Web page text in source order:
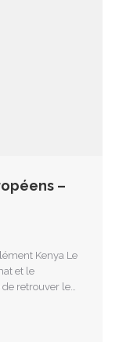
–
Kenya Le
et le
retrouver le…